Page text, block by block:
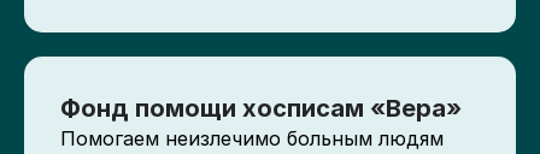
Фонд помощи хосписам «Вера»
Помогаем неизлечимо больным людям